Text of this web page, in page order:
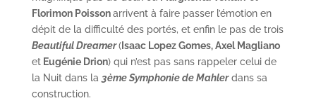
Florimon Poissonarrivent à faire passer l’émotion en
dépit de la difficulté des portés, et enfin le pas de trois
Beautiful Dreamer(Isaac Lopez Gomes, Axel Magliano
etEugénie Drion) qui n’est pas sans rappeler celui de
la Nuit dans la 3èmeSymphonie de Mahlerdans sa
construction.